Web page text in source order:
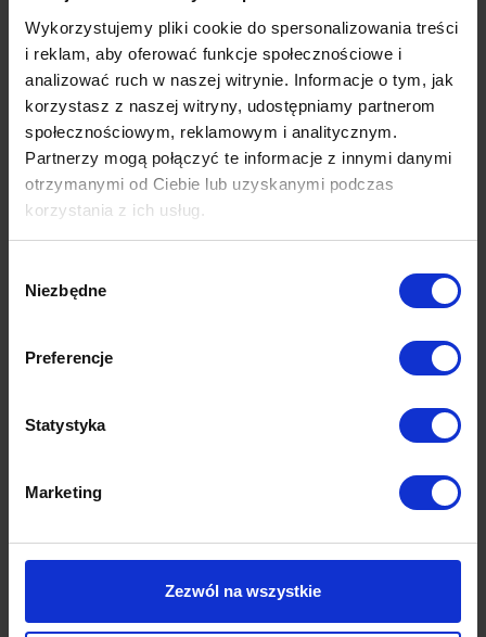
Wykorzystujemy pliki cookie do spersonalizowania treści
i reklam, aby oferować funkcje społecznościowe i
analizować ruch w naszej witrynie. Informacje o tym, jak
korzystasz z naszej witryny, udostępniamy partnerom
społecznościowym, reklamowym i analitycznym.
Partnerzy mogą połączyć te informacje z innymi danymi
otrzymanymi od Ciebie lub uzyskanymi podczas
korzystania z ich usług.
zgody
Niezbędne
Preferencje
Statystyka
Marketing
Zezwól na wszystkie